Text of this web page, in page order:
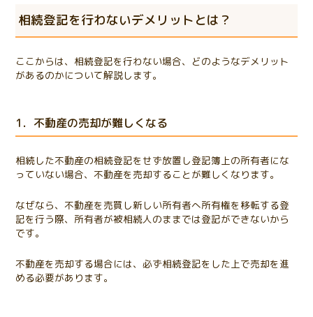
相続登記を行わないデメリットとは？
ここからは、相続登記を行わない場合、どのようなデメリット
があるのかについて解説します。
1．不動産の売却が難しくなる
相続した不動産の相続登記をせず放置し登記簿上の所有者にな
っていない場合、不動産を売却することが難しくなります。
なぜなら、不動産を売買し新しい所有者へ所有権を移転する登
記を行う際、所有者が被相続人のままでは登記ができないから
です。
不動産を売却する場合には、必ず相続登記をした上で売却を進
める必要があります。